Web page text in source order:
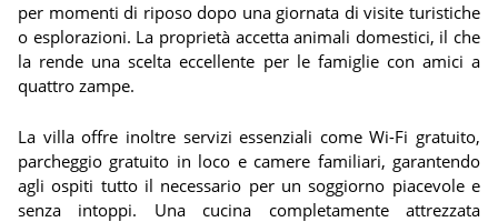
per momenti di riposo dopo una giornata di visite turistiche
o esplorazioni. La proprietà accetta animali domestici, il che
la rende una scelta eccellente per le famiglie con amici a
quattro zampe.
La villa offre inoltre servizi essenziali come Wi-Fi gratuito,
parcheggio gratuito in loco e camere familiari, garantendo
agli ospiti tutto il necessario per un soggiorno piacevole e
senza intoppi. Una cucina completamente attrezzata